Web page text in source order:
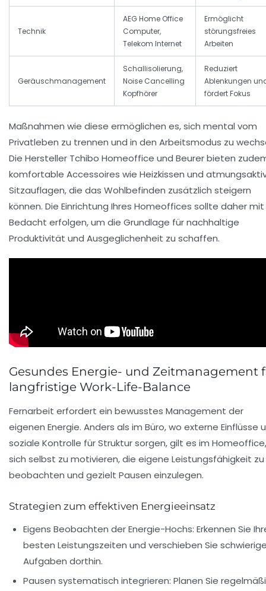
Technik
AEG Home Office
Computer,
Telekom Internet
Ermöglicht
störungsfreies
Arbeiten
Geräuschmanagement
Schallisolierung,
Noise Cancelling
Kopfhörer
Reduziert
Ablenkungen
fördert Fokus
Maßnahmen wie diese ermöglichen es, sich mental vom
Privatleben zu trennen und in den Arbeitsmodus zu
Die Hersteller Tchibo Homeoffice und Beurerbieten
komfortable Accessoires wie Heizkissen und
Sitzauflagen, die das Wohlbefinden zusätzlich steigern
können. Die Einrichtung Ihres Homeoffices sollte daher mit
Bedacht erfolgen, um die Grundlage für nachhaltige
Produktivität und Ausgeglichenheit zu schaffen.
Gesundes Energie- und Zeitmanagement
langfristige Work-Life-Balance
Fernarbeit erfordert ein bewusstes Management der
eigenen Energie. Anders als im Büro, wo externe Einflüsse
soziale Kontrolle für Struktur sorgen, gilt es im Homeoffice,
sich selbst zu motivieren, die eigene Leistungsfähigkeit zu
beobachten und gezielt Pausen einzulegen.
Strategien zum effektiven Energieeinsatz
Eigens Beobachten der Energie-Hochs: Erkennen Sie
besten Leistungszeiten und verschieben Sie
Aufgaben dorthin.
Pausen systematisch integrieren: Planen Sie